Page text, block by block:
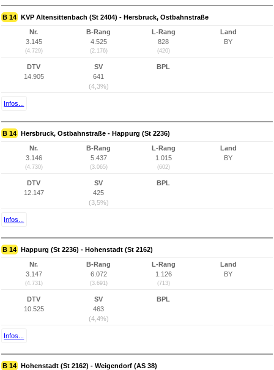
B 14 KVP Altensittenbach (St 2404) - Hersbruck, Ostbahnstraße
Nr.
3.145
(4.729)
B-Rang
4.525
(2.176)
L-Rang
828
(420)
Land
BY
DTV
14.905
SV
641
(4,3%)
BPL
Infos...
B 14 Hersbruck, Ostbahnstraße - Happurg (St 2236)
Nr.
3.146
(4.730)
B-Rang
5.437
(3.065)
L-Rang
1.015
(602)
Land
BY
DTV
12.147
SV
425
(3,5%)
BPL
Infos...
B 14 Happurg (St 2236) - Hohenstadt (St 2162)
Nr.
3.147
(4.731)
B-Rang
6.072
(3.691)
L-Rang
1.126
(713)
Land
BY
DTV
10.525
SV
463
(4,4%)
BPL
Infos...
B 14 Hohenstadt (St 2162) - Weigendorf (AS 38)